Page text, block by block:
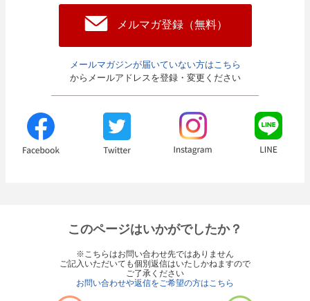
メルマガ登録（無料）
メールマガジンが届いていない方はこちら
からメールアドレスを登録・変更ください
このページはいかがでしたか？
※こちらはお問い合わせ先ではありません
ご記入いただいても個別返信はいたしかねますので
ご了承ください
お問い合わせや返信をご希望の方はこちら